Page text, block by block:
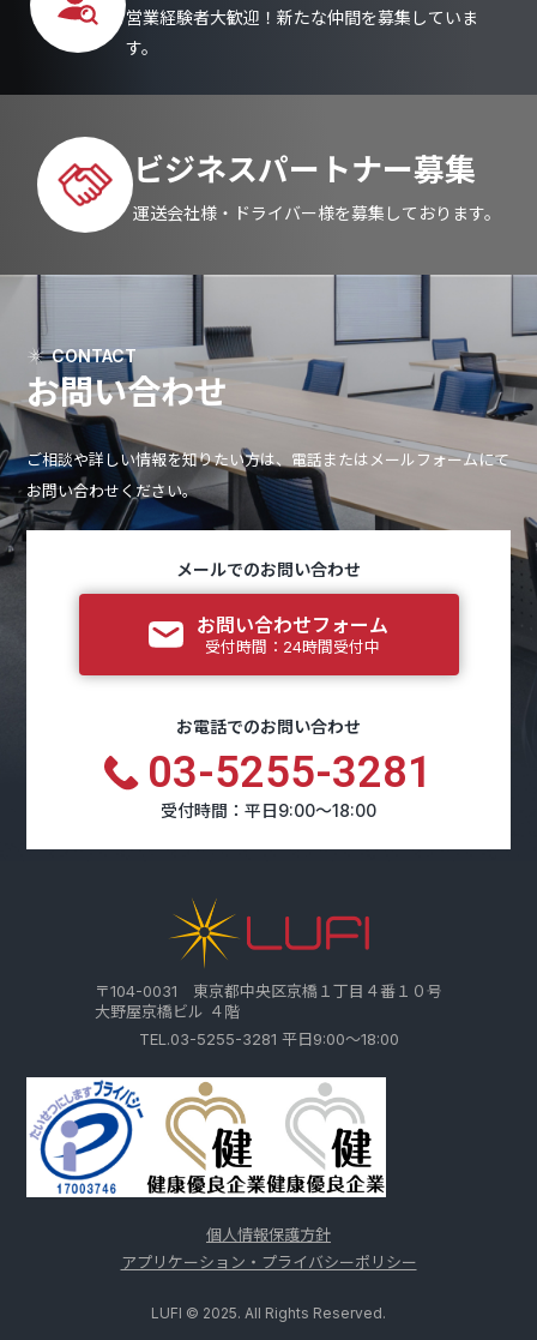
営業経験者大歓迎！新たな仲間を募集していま
す。
ビジネスパートナー募集
運送会社様・ドライバー様を募集しております。
CONTACT
お問い合わせ
ご相談や詳しい情報を知りたい方は、電話またはメールフォームにて
お問い合わせください。
メールでのお問い合わせ
お問い合わせフォーム
受付時間：24時間受付中
お電話でのお問い合わせ
03-5255-3281
受付時間：平日9:00～18:00
〒104-0031 東京都中央区京橋１丁目４番１０号
大野屋京橋ビル ４階
TEL.03-5255-3281 平日9:00～18:00
個人情報保護方針
アプリケーション・プライバシーポリシー
LUFI © 2025. All Rights Reserved.